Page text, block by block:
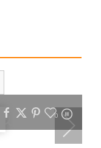
0